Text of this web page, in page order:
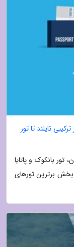
تایلند تا تور
تور بانکوک و پاتایا
بخش برترین تورهای